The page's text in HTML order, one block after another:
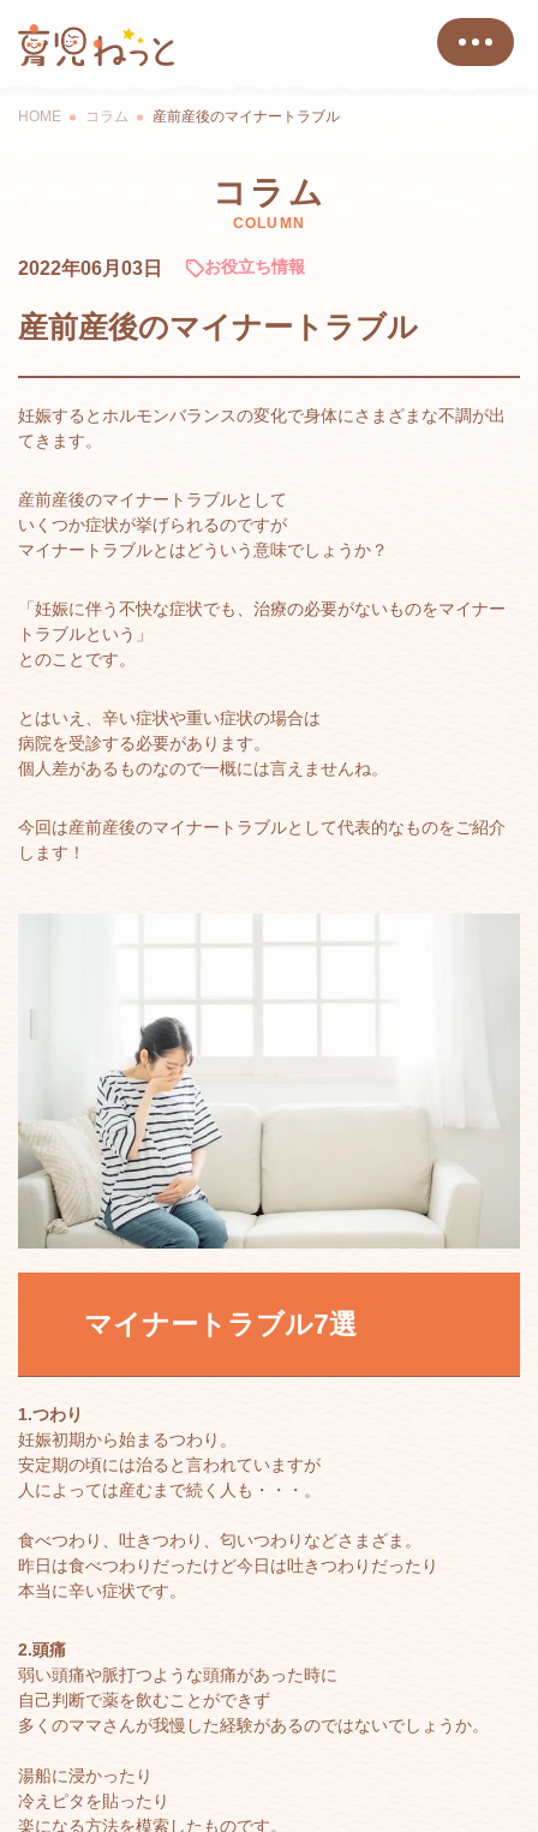
HOME コラム 産前産後のマイナートラブル
コラム
COLUMN
2022年06月03日 お役立ち情報
産前産後のマイナートラブル
妊娠するとホルモンバランスの変化で身体にさまざまな不調が出
てきます。
産前産後のマイナートラブルとして
いくつか症状が挙げられるのですが
マイナートラブルとはどういう意味でしょうか？
「妊娠に伴う不快な症状でも、治療の必要がないものをマイナー
トラブルという」
とのことです。
とはいえ、辛い症状や重い症状の場合は
病院を受診する必要があります。
個人差があるものなので一概には言えませんね。
今回は産前産後のマイナートラブルとして代表的なものをご紹介
します！
マイナートラブル7選
1.つわり
妊娠初期から始まるつわり。
安定期の頃には治ると言われていますが
人によっては産むまで続く人も・・・。
食べつわり、吐きつわり、匂いつわりなどさまざま。
昨日は食べつわりだったけど今日は吐きつわりだったり
本当に辛い症状です。
2.頭痛
弱い頭痛や脈打つような頭痛があった時に
自己判断で薬を飲むことができず
多くのママさんが我慢した経験があるのではないでしょうか。
湯船に浸かったり
冷えピタを貼ったり
楽になる方法を模索したものです。